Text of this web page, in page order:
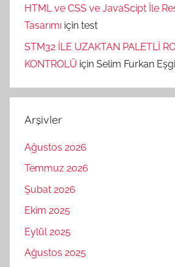
HTML ve CSS ve JavaScipt İle
Tasarımı için test
STM32 İLE UZAKTAN PALETLİ
KONTROLÜ için Selim Furkan Eşgi
Arşivler
Ağustos 2026
Temmuz 2026
Şubat 2026
Ekim 2025
Eylül 2025
Ağustos 2025